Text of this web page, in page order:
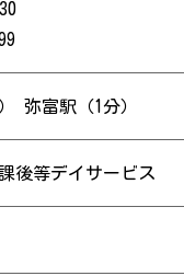
弥富駅（1分）
後等デイサービス